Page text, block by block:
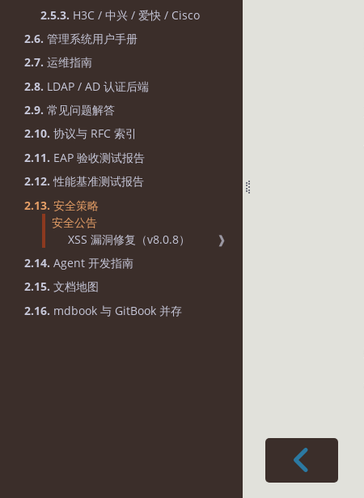
2.5.3. H3C / 中兴 / 爱快 / Cisco
2.6. 管理系统用户手册
2.7. 运维指南
2.8. LDAP / AD 认证后端
2.9. 常见问题解答
2.10. 协议与 RFC 索引
2.11. EAP 验收测试报告
2.12. 性能基准测试报告
2.13. 安全策略
安全公告
XSS 漏洞修复（v8.0.8）
❱
2.14. Agent 开发指南
2.15. 文档地图
2.16. mdbook 与 GitBook 并存